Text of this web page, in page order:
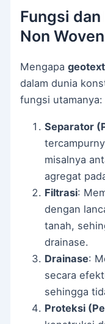
Fungsi
Non Woven
Mengapa
dalam dunia
fungsi utamanya:
Separator
misalnya
agregat
Filtrasi:
dengan
tanah,
drainase.
Drainase:
secara
sehingga
Proteksi